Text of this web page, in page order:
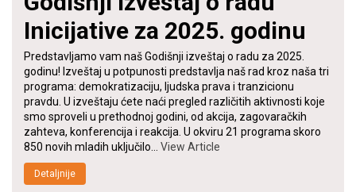
Inicijative za 2025. godinu
Predstavljamo vam naš Godišnji izveštaj o radu za 2025.
godinu! Izveštaj u potpunosti predstavlja naš rad kroz naša tri
programa: demokratizaciju, ljudska prava i tranzicionu
pravdu. U izveštaju ćete naći pregled različitih aktivnosti koje
smo sproveli u prethodnoj godini, od akcija, zagovaračkih
zahteva, konferencija i reakcija. U okviru 21 programa skoro
850 novih mladih uključilo… View Article
Detaljnije